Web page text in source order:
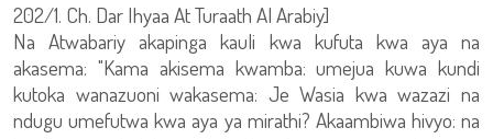
202/1. Ch. Dar Ihyaa At Turaath Al Arabiy]
Na Atwabariy akapinga kauli kwa kufuta kwa aya na
akasema: "Kama akisema kwamba: umejua kuwa kundi
kutoka wanazuoni wakasema: Je Wasia kwa wazazi na
ndugu umefutwa kwa aya ya mirathi? Akaambiwa hivyo: na